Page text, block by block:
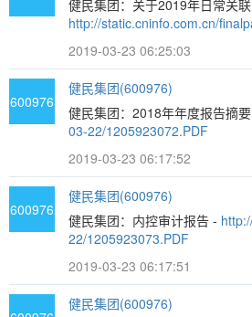
健民集团：关于2019年日常关
http://static.cninfo.com.cn/
2019-03-23 06:25:03
600976
健民集团(600976)
健民集团：2018年年度报告摘
03-22/1205923072.PDF
2019-03-23 06:17:52
600976
健民集团(600976)
健民集团：内控审计报告 -
22/1205923073.PDF
2019-03-23 06:17:51
健民集团(600976)